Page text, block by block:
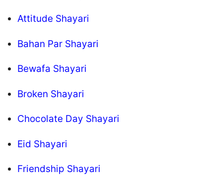
Attitude Shayari
Bahan Par Shayari
Bewafa Shayari
Broken Shayari
Chocolate Day Shayari
Eid Shayari
Friendship Shayari